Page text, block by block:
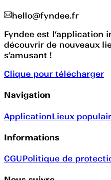
hello@fyndee.fr
Fyndee est l’application
découvrir de nouveaux
s’amusant !
Clique pour télécharger
Navigation
ApplicationLieux
Informations
CGUPolitique de